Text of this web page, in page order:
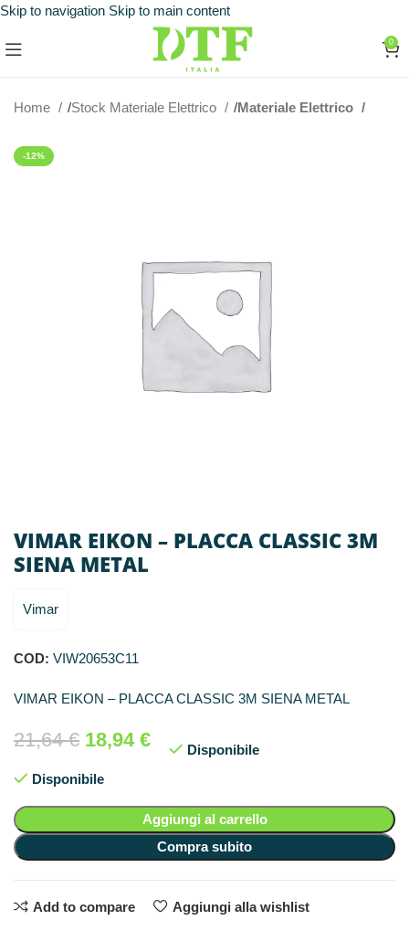
Skip to navigation Skip to main content
0
Home Stock Materiale Elettrico Materiale Elettrico
-12%
VIMAR EIKON – PLACCA CLASSIC 3M
SIENA METAL
Vimar
COD: VIW20653C11
VIMAR EIKON – PLACCA CLASSIC 3M SIENA METAL
21,64€ 18,94 €
Disponibile
Disponibile
Aggiungi al carrello
Compra subito
Add to compare Aggiungi alla wishlist